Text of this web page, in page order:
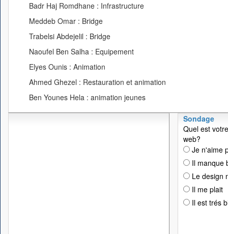
Badr Haj Romdhane : Infrastructure
Meddeb Omar : Bridge
Trabelsi Abdejelil : Bridge
Naoufel Ben Salha : Equipement
Elyes Ounis : Animation
Ahmed Ghezel : Restauration et animation
Ben Younes Hela : animation jeunes
Sondage
Quel est
web?
Je n'aime
Il manque
Le design
Il me plait
Il est trés